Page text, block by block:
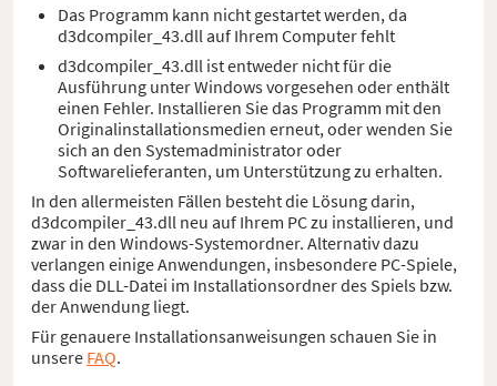
Das Programm kann nicht gestartet werden, da
d3dcompiler_43.dll auf Ihrem Computer fehlt
d3dcompiler_43.dll ist entweder nicht für die
Ausführung unter Windows vorgesehen oder enthält
einen Fehler. Installieren Sie das Programm mit den
Originalinstallationsmedien erneut, oder wenden Sie
sich an den Systemadministrator oder
Softwarelieferanten, um Unterstützung zu erhalten.
In den allermeisten Fällen besteht die Lösung darin,
d3dcompiler_43.dll neu auf Ihrem PC zu installieren, und
zwar in den Windows-Systemordner. Alternativ dazu
verlangen einige Anwendungen, insbesondere PC-Spiele,
dass die DLL-Datei im Installationsordner des Spiels bzw.
der Anwendung liegt.
Für genauere Installationsanweisungen schauen Sie in
unsere FAQ.